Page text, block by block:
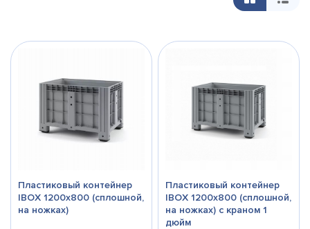
Пластиковый контейнер
IBOX 1200х800 (сплошной,
на ножках)
Пластиковый контейнер
IBOX 1200х800 (сплошной,
на ножках) с краном 1
дюйм